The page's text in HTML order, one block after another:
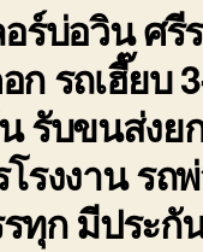
อร์บ่อวิน ศรี
ก รถเฮี๊ยบ
รับขนส่งย
โรงงาน รถ
ทุก มีประกั